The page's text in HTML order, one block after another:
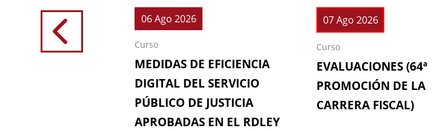
06 Ago 2026
Curso
MEDIDAS DE EFICIENCIA
DIGITAL DEL SERVICIO
PÚBLICO DE JUSTICIA
APROBADAS EN EL RDLEY
07 Ago 2026
Curso
EVALUACIONES (64ª
PROMOCIÓN DE LA
CARRERA FISCAL)